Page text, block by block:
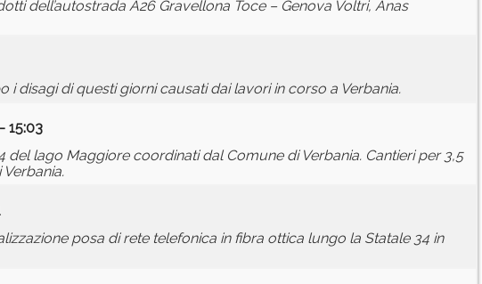
dell’autostrada A26 Gravellona Toce – Genova Voltri, Anas
disagi di questi giorni causati dai lavori in corso a Verbania.
15:03
lago Maggiore coordinati dal Comune di Verbania. Cantieri per 3,5
posa di rete telefonica in fibra ottica lungo la Statale 34 in